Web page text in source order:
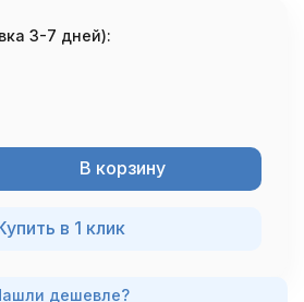
3-7 дней):
В корзину
в 1 клик